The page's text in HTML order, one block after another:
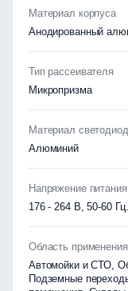
Материал корпуса
Анодированный
Тип рассеивателя
Микропризма
Материал
Алюминий
Напряжение питания
176 - 264 В, 50-60 Гц.
Область применения
Автомойки и СТО,
Подземные